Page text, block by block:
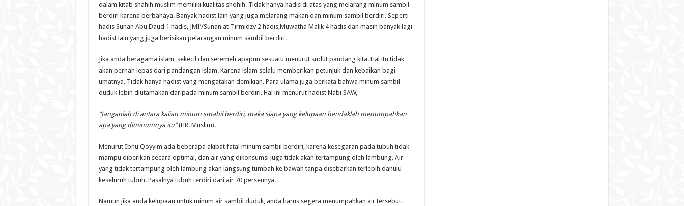
dalam kitab shahih muslim memiliki kualitas shohih. Tidak hanya hadis di atas yang melarang minum sambil
berdiri karena berbahaya. Banyak hadist lain yang juga melarang makan dan minum sambil berdiri. Seperti
hadis Sunan Abu Daud 1 hadis, JMI’/Sunan at-Tirmidzy 2 hadis,Muwatha Malik 4 hadis dan masih banyak lagi
hadist lain yang juga berisikan pelarangan minum sambil berdiri.
Jika anda beragama islam, sekecil dan seremeh apapun sesuatu menurut sudut pandang kita. Hal itu tidak
akan pernah lepas dari pandangan islam. Karena islam selalu memberikan petunjuk dan kebaikan bagi
umatnya. Tidak hanya hadist yang mengatakan demikian. Para ulama juga berkata bahwa minum sambil
duduk lebih diutamakan daripada minum sambil berdiri. Hal ini menurut hadist Nabi SAW,
“Janganlah di antara kalian minum smabil berdiri, maka siapa yang kelupaan hendaklah menumpahkan
apa yang diminumnya itu”(HR. Muslim).
Menurut Ibnu Qoyyim ada beberapa akibat fatal minum sambil berdiri, karena kesegaran pada tubuh tidak
mampu diberikan secara optimal, dan air yang dikonsumsi juga tidak akan tertampung oleh lambung. Air
yang tidak tertampung oleh lambung akan langsung tumbah ke bawah tanpa disebarkan terlebih dahulu
keseluruh tubuh. Pasalnya tubuh terdiri dari air 70 persennya.
Namun jika anda kelupaan untuk minum air sambil duduk, anda harus segera menumpahkan air tersebut.